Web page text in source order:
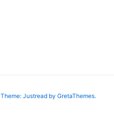
Theme: Justread by GretaThemes.